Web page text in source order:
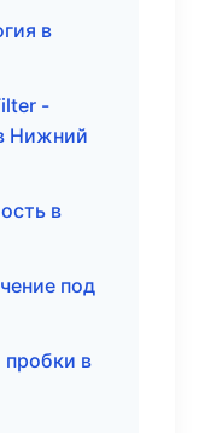
в
-
Нижний
в
под
в